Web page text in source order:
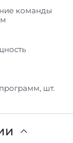
команды
шт.